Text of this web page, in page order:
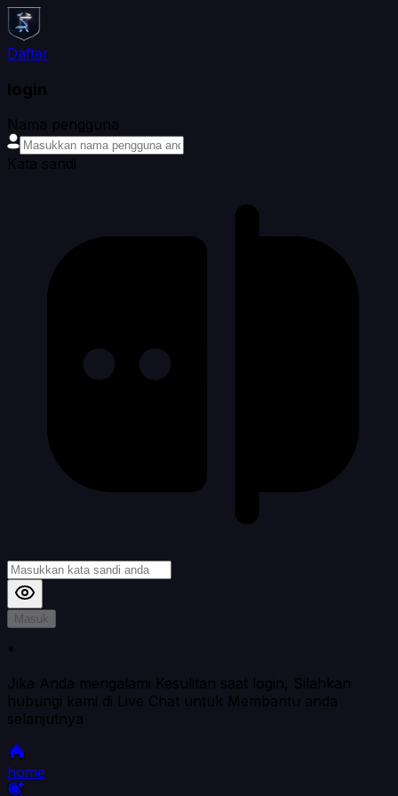
Daftar
login
Nama pengguna
Kata sandi
Masuk
*
Jika Anda mengalami Kesulitan saat login, Silahkan
hubungi kami di Live Chat untuk Membantu anda
selanjutnya
home